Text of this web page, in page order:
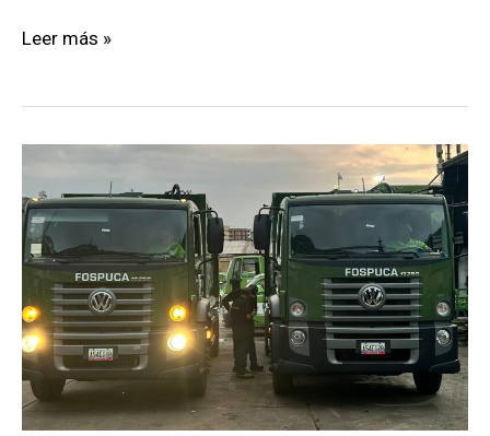
Prados
ilegal
de
Kiomara
Scovino
Leer más »